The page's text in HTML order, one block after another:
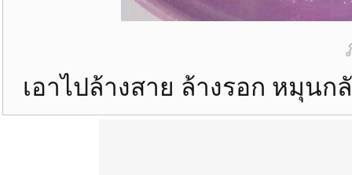
เอาไปล้างสาย ล้างรอก หมุนก